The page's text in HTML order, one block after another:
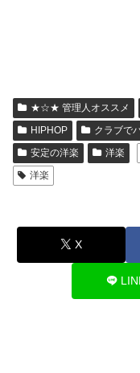
★☆★ 管理人オススメ
HIPHOP
クラブで
安定の洋楽
洋楽
洋楽
X